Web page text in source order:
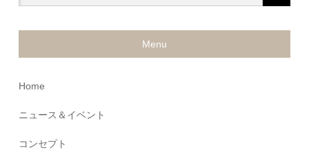
Menu
Home
ニュース＆イベント
コンセプト